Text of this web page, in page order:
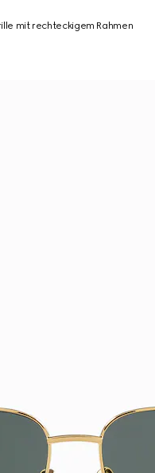
mit rechteckigem Rahmen